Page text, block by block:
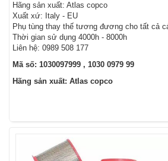
Hãng sản xuất: Atlas copco
Xuất xứ: Italy - EU
Phụ tùng thay thế tương đương cho tất cả
Thời gian sử dụng 4000h - 8000h
Liên hệ: 0989 508 177
Mã số: 1030097999 , 1030 0979 99
Hãng sản xuất: Atlas copco